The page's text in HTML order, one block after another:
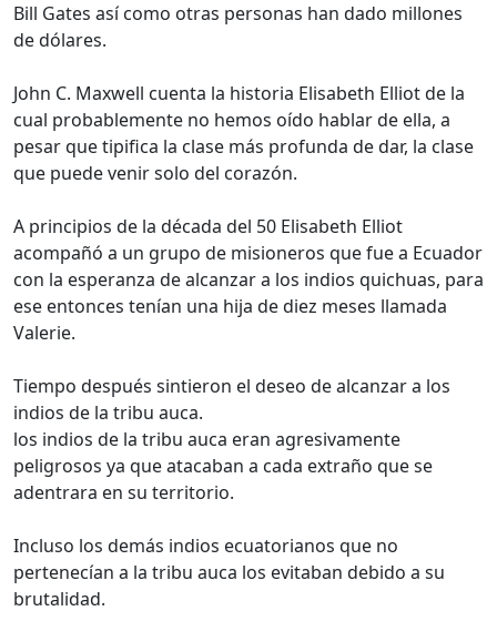
Bill Gates así como otras personas han dado millones
de dólares.
John C. Maxwell cuenta la historia Elisabeth Elliot de la
cual probablemente no hemos oído hablar de ella, a
pesar que tipifica la clase más profunda de dar, la clase
que puede venir solo del corazón.
A principios de la década del 50 Elisabeth Elliot
acompañó a un grupo de misioneros que fue a Ecuador
con la esperanza de alcanzar a los indios quichuas, para
ese entonces tenían una hija de diez meses llamada
Valerie.
Tiempo después sintieron el deseo de alcanzar a los
indios de la tribu auca.
los indios de la tribu auca eran agresivamente
peligrosos ya que atacaban a cada extraño que se
adentrara en su territorio.
Incluso los demás indios ecuatorianos que no
pertenecían a la tribu auca los evitaban debido a su
brutalidad.